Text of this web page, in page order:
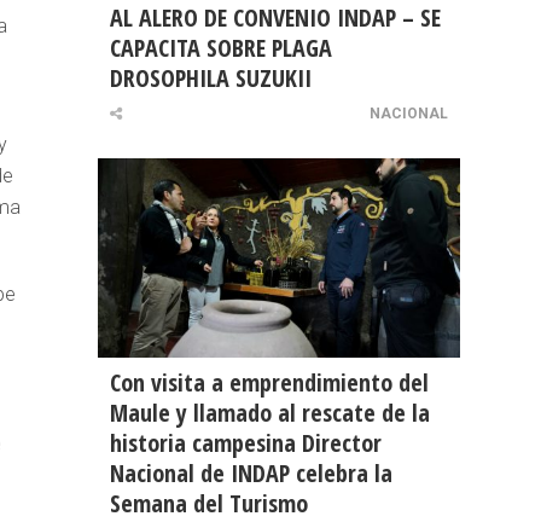
AL ALERO DE CONVENIO INDAP – SE
CAPACITA SOBRE PLAGA
DROSOPHILA SUZUKII
NACIONAL
Con visita a emprendimiento del
Maule y llamado al rescate de la
historia campesina Director
Nacional de INDAP celebra la
Semana del Turismo